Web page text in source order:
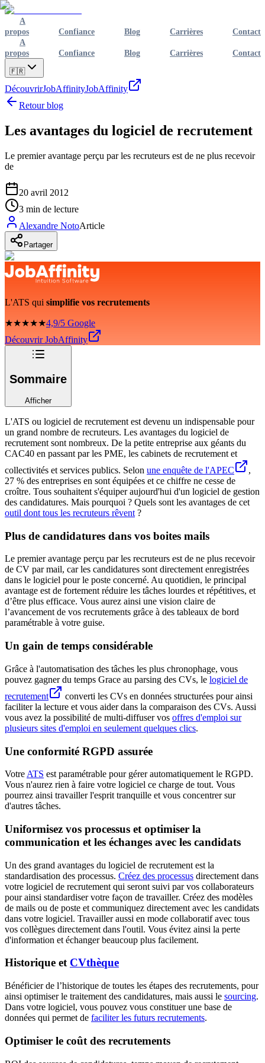
A
propos
Confiance Blog Carrières
Contact
A
propos
Confiance Blog Carrières Contact
🇫🇷
DécouvrirJobAffinityJobAffinity
Retour blog
Les avantages du logiciel de recrutement
Le premier avantage perçu par les recruteurs est de ne plus recevoir
de
20 avril 2012
3 min de lecture
Alexandre NotoArticle
Partager
L'ATS qui simplifie vos recrutements
★★★★★4,9/5 Google
Découvrir JobAffinity
Sommaire
Afficher
L'ATS ou logiciel de recrutement est devenu un indispensable pour
un grand nombre de recruteurs. Les avantages du logiciel de
recrutement sont nombreux. De la petite entreprise aux géants du
CAC40 en passant par les PME, les cabinets de recrutement et
collectivités et services publics. Selon une enquête de l'APEC
,
27 % des entreprises en sont équipées et ce chiffre ne cesse de
croître. Tous souhaitent s'équiper aujourd'hui d'un logiciel de gestion
des candidatures. Mais pourquoi ? Quels sont les avantages de cet
outil dont tous les recruteurs rêvent ?
Plus de candidatures dans vos boites mails
Le premier avantage perçu par les recruteurs est de ne plus recevoir
de CV par mail, car les candidatures sont directement enregistrées
dans le logiciel pour le poste concerné. Au quotidien, le principal
avantage est de fortement réduire les tâches lourdes et répétitives, et
d’être plus efficace. Vous aurez ainsi une vision claire de
l’avancement de vos recrutements grâce à des tableaux de bord
paramétrable à votre guise.
Un gain de temps considérable
Grâce à l'automatisation des tâches les plus chronophage, vous
pouvez gagner du temps Grace au parsing des CVs, le logiciel de
recrutement
converti les CVs en données structurées pour ainsi
faciliter la lecture et vous aider dans la comparaison des CVs. Aussi
vous avez la possibilité de multi-diffuser vos offres d'emploi sur
plusieurs sites d'emploi en seulement quelques clics.
Une conformité RGPD assurée
Votre ATS est paramétrable pour gérer automatiquement le RGPD.
Vous n'aurez rien à faire votre logiciel ce charge de tout. Vous
pourrez ainsi travailler l'esprit tranquille et vous concentrer sur
d'autres tâches.
Uniformisez vos processus et optimiser la
communication et les échanges avec les candidats
Un des grand avantages du logiciel de recrutement est la
standardisation des processus. Créez des processus directement dans
votre logiciel de recrutement qui seront suivi par vos collaborateurs
pour ainsi standardiser votre façon de travailler. Créez des modèles
de mails ou de poste et communiquez directement avec les candidats
dans votre logiciel. Travailler aussi en mode collaboratif avec tous
vos collègues directement dans l'outil. Vous évitez ainsi la perte
d'information et échanger beaucoup plus facilement.
Historique et CVthèque
Bénéficier de l’historique de toutes les étapes des recrutements, pour
ainsi optimiser le traitement des candidatures, mais aussi le sourcing.
Dans votre logiciel, vous pouvez vous constituer une base de
données qui permet de faciliter les futurs recrutements.
Optimiser le coût des recrutements